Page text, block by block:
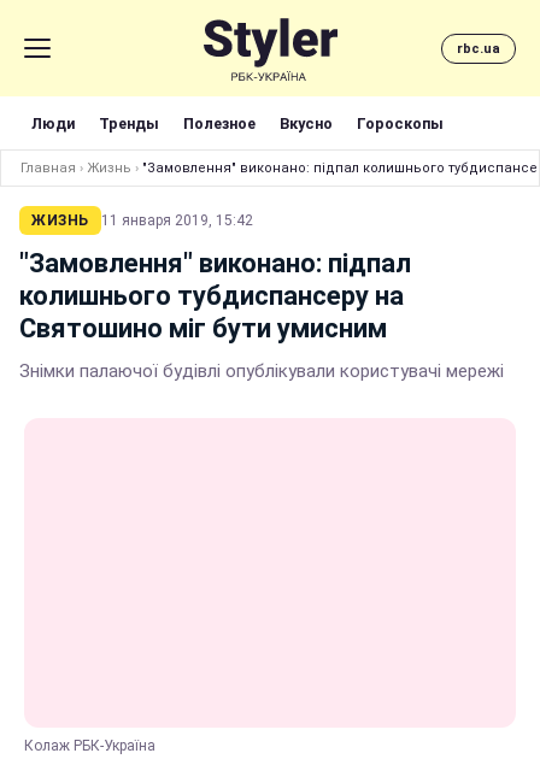
rbc.ua
Люди Тренды Полезное Вкусно Гороскопы
Главная › Жизнь › "Замовлення" виконано: підпал колишнього
ЖИЗНЬ 11 января 2019, 15:42
"Замовлення" виконано: підпал
колишнього тубдиспансеру на
Святошино міг бути умисним
Знімки палаючої будівлі опублікували користувачі мережі
Колаж РБК-Україна